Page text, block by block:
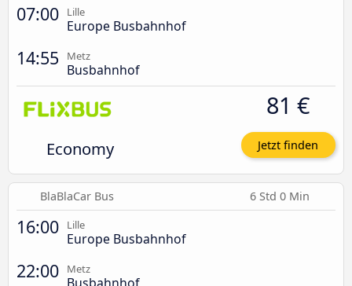
07:00 Lille
Europe Busbahnhof
14:55 Metz
Busbahnhof
Economy
81 €
Jetzt finden
BlaBlaCar Bus 6 Std 0 Min
16:00 Lille
Europe Busbahnhof
22:00 Metz